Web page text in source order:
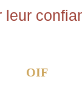
leur